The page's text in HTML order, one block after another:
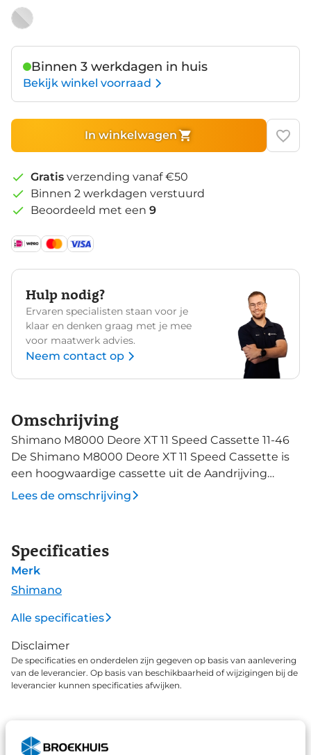
Binnen 3 werkdagen in huis
Bekijk winkel voorraad
In winkelwagen
Gratis verzending vanaf €50
Binnen 2 werkdagen verstuurd
Beoordeeld met een 9
Hulp nodig?
Ervaren specialisten staan voor je
klaar en denken graag met je mee
voor maatwerk advies.
Neem contact op
Omschrijving
Shimano M8000 Deore XT 11 Speed Cassette 11-46
De Shimano M8000 Deore XT 11 Speed Cassette is
een hoogwaardige cassette uit de Aandrijving
familie van Shimano. Deze duurzame cassette zorgt
voor soepele en betrouwbare schakelingen, ideaal
een betrouwbare ketting met 138 schakels,
geschikt voor racefietsen, mountainbikes en e-
bikes. Deze duurzame ketting uit de Aandrijving
voor optimale prestaties.
Lees de omschrijving
Specificaties
Merk
Shimano
Alle specificaties
Disclaimer
De specificaties en onderdelen zijn gegeven op basis van aanlevering
van de leverancier. Op basis van beschikbaarheid of wijzigingen bij de
leverancier kunnen specificaties afwijken.